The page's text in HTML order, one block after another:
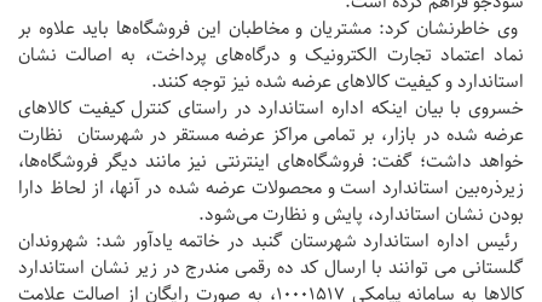
وی خاطرنشان کرد: مشتریان و مخاطبان این فروشگاه‌ها باید علاوه بر
نماد اعتماد تجارت الکترونیک و درگاه‌های پرداخت، به اصالت نشان
استاندارد و کیفیت کالاهای عرضه شده نیز توجه کنند.
خسروی با بیان اینکه اداره استاندارد در راستای کنترل کیفیت کالاهای
عرضه شده در بازار، بر تمامی مراکز عرضه مستقر در شهرستان نظارت
خواهد داشت؛ گفت: فروشگاه‌های اینترنتی نیز مانند دیگر فروشگاه‌ها،
زیرذره‌بین استاندارد است و محصولات عرضه شده در آنها، از لحاظ دارا
بودن نشان استاندارد، پایش و نظارت می‌شود.
رئیس اداره استاندارد شهرستان گنبد در خاتمه یادآور شد: شهروندان
گلستانی می توانند با ارسال کد ده رقمی مندرج در زیر نشان استاندارد
کالاها به سامانه پیامکی 10001517، به صورت رایگان از اصالت علامت